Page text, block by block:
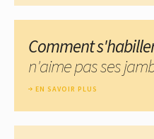
Comment
n'aime pas ses
EN SAVOIR PLUS